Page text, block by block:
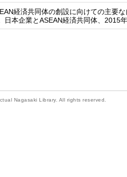
経済共同体の創設に向けての主要
日本企業とASEAN経済共同体、2015
Nagasaki Library. All rights reserved.